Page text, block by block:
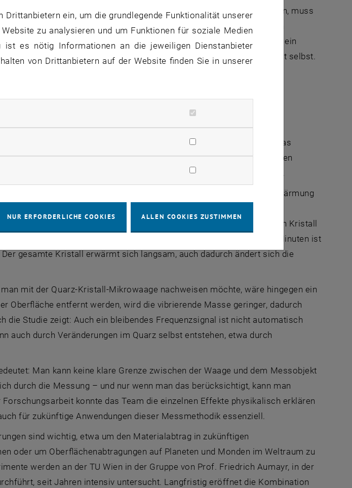
entscheidend ist. Um solche winzigen Materialverluste zu verstehen, muss
gehen. Diese Grenzen wurden nun von einem Team der TU Wien
Uppsala genauer unter die Lupe genommen. Dabei zeigte sich, dass ein
das untersuchte Material beeinflusst – sondern auch das Messgerät selbst.
Messungen mit einer Quarz-Kristall-Mikrowaage konnten die
nur ein Messergebnis ablesen, wie bei der Badezimmerwaage. „Das
es zeigen sich mehrere unterschiedliche Effekte, auf unterschiedlichen
erklärt Martina Fellinger von der TU Wien, Erstautorin der Studie.
wirkt er wie eine winzige, punktförmige Wärmequelle. „Die lokale Erwärmung
Der Effekt hängt stark davon ab, wo genau der Strahl auf den Kristall
das Signal deutlich verändern“, so Fellinger. Auf einer Skala von Minuten ist
gesamte Kristall erwärmt sich langsam, auch dadurch ändert sich die
mit der Quarz-Kristall-Mikrowaage nachweisen möchte, wäre hingegen ein
Oberfläche entfernt werden, wird die vibrierende Masse geringer, dadurch
die Studie zeigt: Auch ein bleibendes Frequenzsignal ist nicht automatisch
auch durch Veränderungen im Quarz selbst entstehen, etwa durch
Man kann keine klare Grenze zwischen der Waage und dem Messobjekt
durch die Messung – und nur wenn man das berücksichtigt, kann man
Forschungsarbeit konnte dasTeam die einzelnen Effekte physikalisch erklären
für zukünftige Anwendungen dieser Messmethodik essenziell.
sind wichtig, etwa um den Materialabtrag in zukünftigen
oder um Oberflächenabtragungen auf Planeten und Monden im Weltraum zu
werden an der TU Wien in der Gruppe von Prof. Friedrich Aumayr, in der
seit Jahren intensiv untersucht. Langfristig eröffnet die Kombination
ein, um die grundlegende Funktionalität unserer
zu analysieren und um Funktionen für soziale Medien
ist es nötig Informationen an die jeweiligen Dienstanbieter
von Drittanbietern auf der Website finden Sie in unserer
NUR ERFORDERLICHE COOKIES ALLEN COOKIES ZUSTIMMEN